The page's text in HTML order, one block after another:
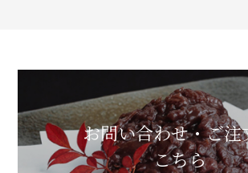
お問い合わせ・ご注
こちら